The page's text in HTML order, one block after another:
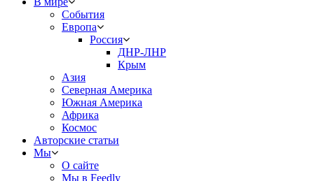
События
Европа
Россия
ДНР-ЛНР
Крым
Азия
Северная Америка
Южная Америка
Африка
Космос
Авторские статьи
Мы
О сайте
Мы в Feedly